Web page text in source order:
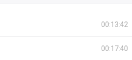
00:13:42
00:17:40